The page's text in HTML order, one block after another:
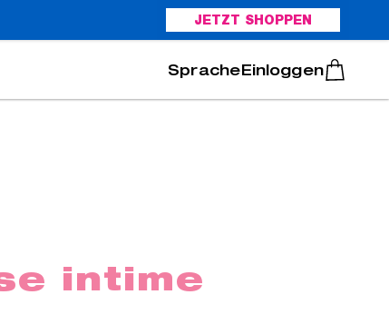
JETZT SHOPPEN
Português
Einloggen
intime